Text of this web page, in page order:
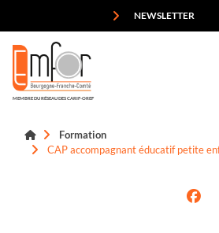
NEWSLETTER
MEMBRE DU RÉSEAU DES CARIF-OREF
Formation
CAP accompagnant éducatif petite
Panneau de gestion des cookies